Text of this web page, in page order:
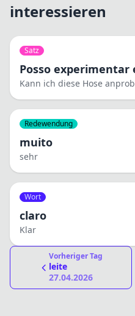
interessieren
Satz
Posso experimentar
Kann ich diese Hose
Redewendung
muito
sehr
Wort
claro
Klar
Vorheriger Tag
leite
27.04.2026